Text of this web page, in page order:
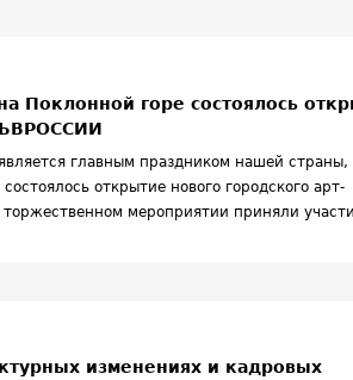
Поклонной горе состоялось
главным праздником нашей страны,
открытие нового городского арт-
мероприятии приняли
изменениях и кадровых